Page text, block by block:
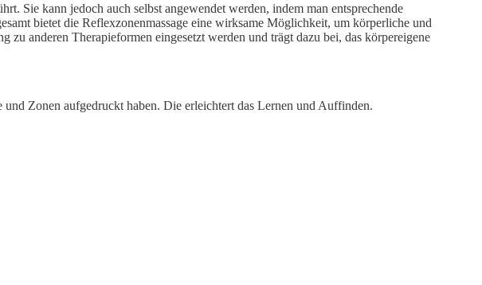
Sie kann jedoch auch selbst angewendet werden, indem man entsprechende
bietet die Reflexzonenmassage eine wirksame Möglichkeit, um körperliche und
anderen Therapieformen eingesetzt werden und trägt dazu bei, das körpereigene
Zonen aufgedruckt haben. Die erleichtert das Lernen und Auffinden.